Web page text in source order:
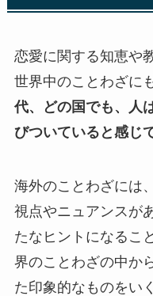
恋愛に関する知恵や
世界中のことわざに
代、どの国でも、人
びついていると感じ
海外のことわざには
視点やニュアンスが
たなヒントになるこ
界のことわざの中か
た印象的なものをい